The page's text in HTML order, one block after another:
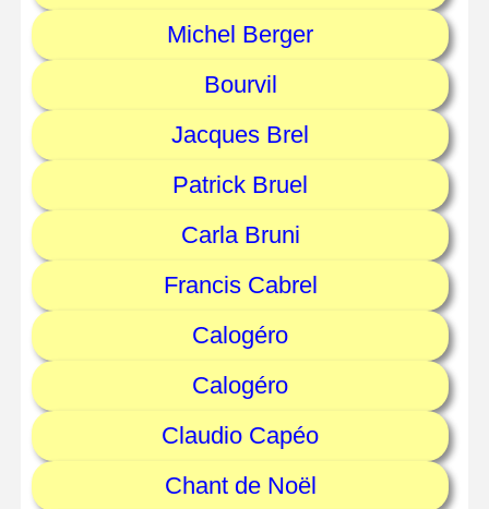
Michel Berger
Bourvil
Jacques Brel
Patrick Bruel
Carla Bruni
Francis Cabrel
Calogéro
Calogéro
Claudio Capéo
Chant de Noël